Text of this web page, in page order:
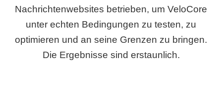
Nachrichtenwebsites betrieben, um VeloCore
unter echten Bedingungen zu testen, zu
optimieren und an seine Grenzen zu bringen.
Die Ergebnisse sind erstaunlich.